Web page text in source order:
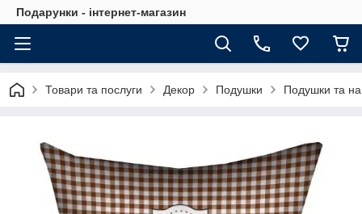
Подарунки - інтернет-магазин
Товари та послуги Декор Подушки Подушки та